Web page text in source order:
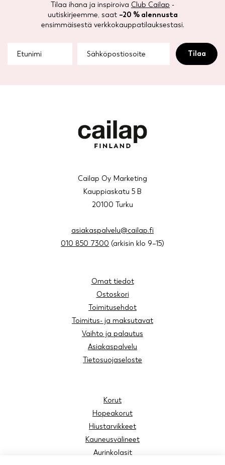
Tilaa ihana ja inspiroiva Club Cailap -
uutiskirjeemme, saat –20 % alennusta
ensimmäisestä verkkokauppatilauksestasi.
Cailap Oy Marketing
Kauppiaskatu 5 B
20100 Turku
asiakaspalvelu@cailap.fi
010 850 7300 (arkisin klo 9–15)
Omat tiedot
Ostoskori
Toimitusehdot
Toimitus- ja maksutavat
Vaihto ja palautus
Asiakaspalvelu
Tietosuojaseloste
Korut
Hopeakorut
Hiustarvikkeet
Kauneusvälineet
Aurinkolasit